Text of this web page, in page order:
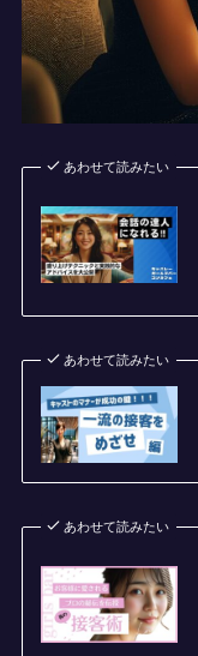
あわせて読みたい
あわせて読みたい
あわせて読みたい